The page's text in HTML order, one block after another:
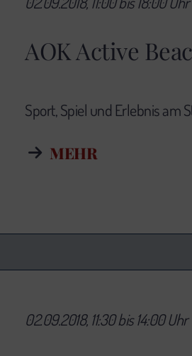
AOK Active
Sport, Spiel und Erlebnis am
MEHR
02.09.2018, 11:30 bis 14:00 Uhr